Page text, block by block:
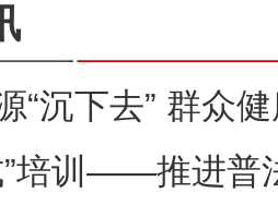
“沉下去” 群众
”培训——推进普